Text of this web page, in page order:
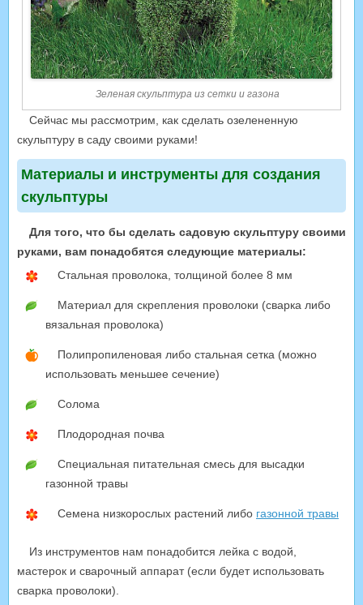
Зеленая скульптура из сетки и газона
Сейчас мы рассмотрим, как сделать озелененную
скульптуру в саду своими руками!
Материалы и инструменты для создания
скульптуры
Для того, что бы сделать садовую скульптуру своими
руками, вам понадобятся следующие материалы:
Стальная проволока, толщиной более 8 мм
Материал для скрепления проволоки (сварка либо
вязальная проволока)
Полипропиленовая либо стальная сетка (можно
использовать меньшее сечение)
Солома
Плодородная почва
Специальная питательная смесь для высадки
газонной травы
Семена низкорослых растений либо газонной травы
Из инструментов нам понадобится лейка с водой,
мастерок и сварочный аппарат (если будет использовать
сварка проволоки).